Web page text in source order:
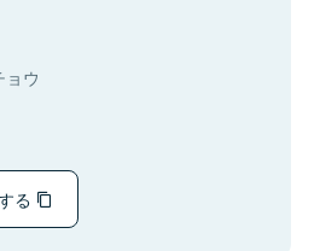
ウ
る